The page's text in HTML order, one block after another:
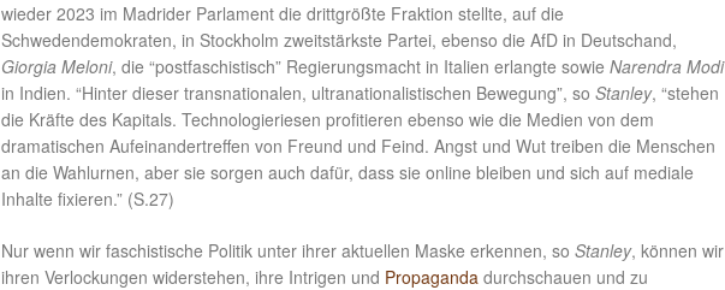
wieder 2023 im Madrider Parlament die drittgrößte Fraktion stellte, auf die
Schwedendemokraten, in Stockholm zweitstärkste Partei, ebenso die AfD in Deutschand,
Giorgia Meloni, die “postfaschistisch” Regierungsmacht in Italien erlangte sowie Narendra Modi
in Indien. “Hinter dieser transnationalen, ultranationalistischen Bewegung”, so Stanley, “stehen
die Kräfte des Kapitals. Technologieriesen profitieren ebenso wie die Medien von dem
dramatischen Aufeinandertreffen von Freund und Feind. Angst und Wut treiben die Menschen
an die Wahlurnen, aber sie sorgen auch dafür, dass sie online bleiben und sich auf mediale
Inhalte fixieren.” (S.27)
Nur wenn wir faschistische Politik unter ihrer aktuellen Maske erkennen, so Stanley, können wir
ihren Verlockungen widerstehen, ihre Intrigen und Propaganda durchschauen und zu